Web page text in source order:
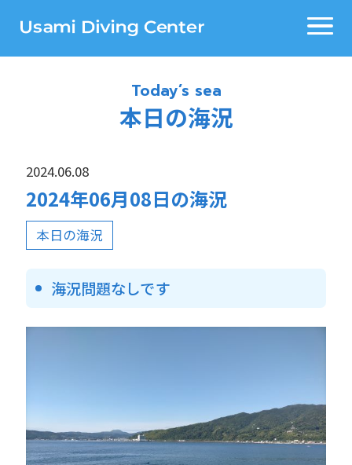
Today’s sea
本日の海況
2024.06.08
2024年06月08日の海況
本日の海況
海況問題なしです